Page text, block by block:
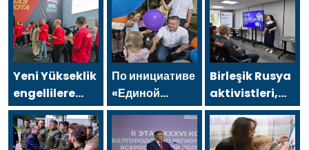
Yeni Yükseklik
engellilere
yönelik spor
salonu, 2021
Birleşik Rusya
По инициативе
«Единой
России» в
Йошкар-Оле
состоялся
Birleşik Rusya
aktivistleri,
Naberezhnye
Chelny’de
genç KAMAZ